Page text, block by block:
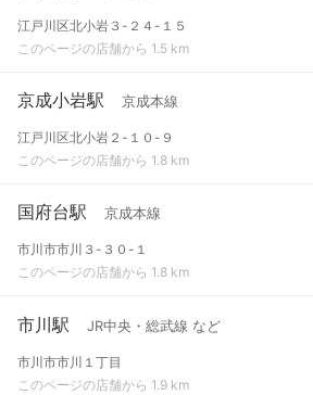
江戸川区北小岩３-２４-１５
このページの店舗から 1.5 km
京成小岩駅 京成本線
江戸川区北小岩２-１０-９
このページの店舗から 1.8 km
国府台駅 京成本線
市川市市川３-３０-１
このページの店舗から 1.8 km
市川駅 JR中央・総武線 など
市川市市川１丁目
このページの店舗から 1.9 km